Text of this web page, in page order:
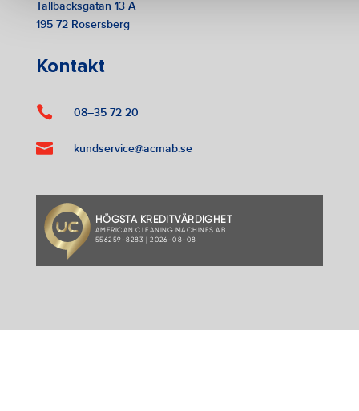
Tallbacksgatan 13 A
195 72 Rosersberg
Kontakt
 08–35 72 20
 kundservice@acmab.se